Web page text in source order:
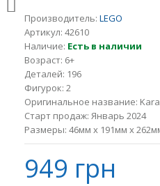
Производитель: LEGO
Артикул: 42610
Наличие: Есть в наличии
Возраст: 6+
Деталей: 196
Фигурок: 2
Оригинальное название:
Старт продаж: Январь 2024
Размеры: 46мм x 191мм x
949 грн